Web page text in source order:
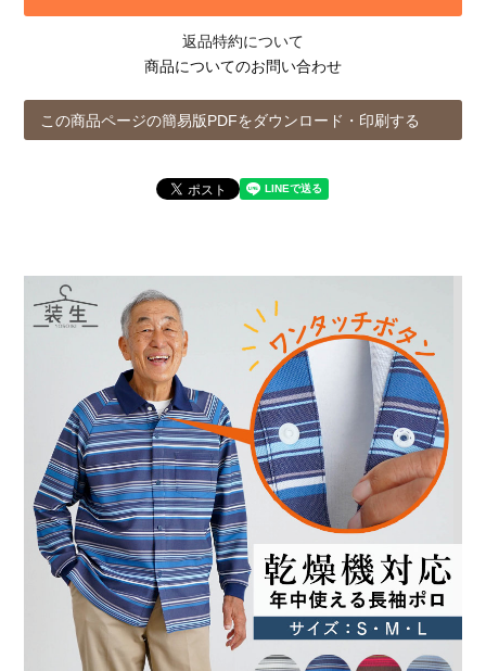
返品特約について
商品についてのお問い合わせ
この商品ページの簡易版PDFをダウンロード・印刷する